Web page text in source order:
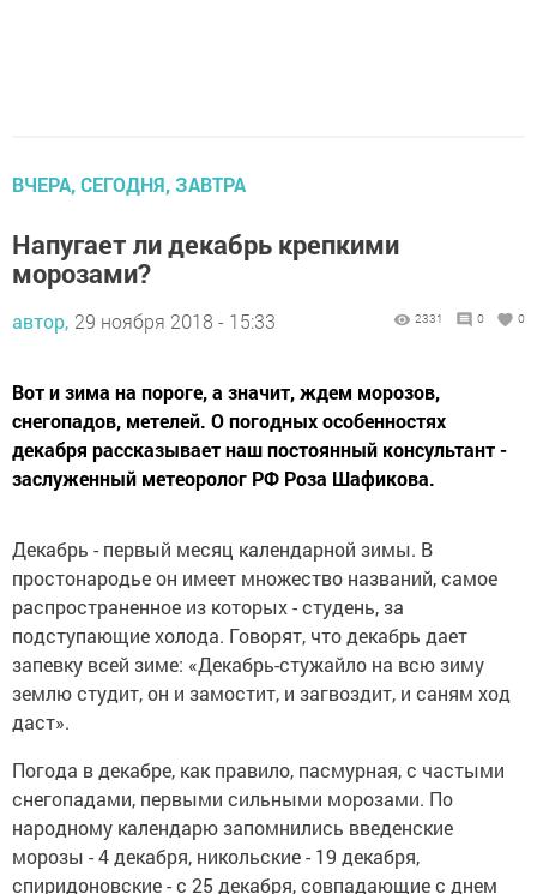
ВЧЕРА, СЕГОДНЯ, ЗАВТРА
Напугает ли декабрь крепкими
морозами?
автор, 29 ноября 2018 - 15:33 2331 0 0
Вот и зима на пороге, а значит, ждем морозов,
снегопадов, метелей. О погодных особенностях
декабря рассказывает наш постоянный консультант -
заслуженный метеоролог РФ Роза Шафикова.
Декабрь - первый месяц календарной зимы. В
простонародье он имеет множество названий, самое
распространенное из которых - студень, за
подступающие холода. Говорят, что декабрь дает
запевку всей зиме: «Декабрь-стужайло на всю зиму
землю студит, он и замостит, и загвоздит, и саням ход
даст».
Погода в декабре, как правило, пасмурная, с частыми
снегопадами, первыми сильными морозами. По
народному календарю запомнились введенские
морозы - 4 декабря, никольские - 19 декабря,
спиридоновские - с 25 декабря, совпадающие с днем